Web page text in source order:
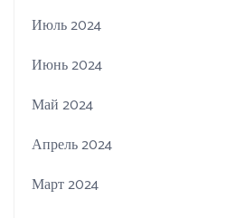
Июль 2024
Июнь 2024
Май 2024
Апрель 2024
Март 2024